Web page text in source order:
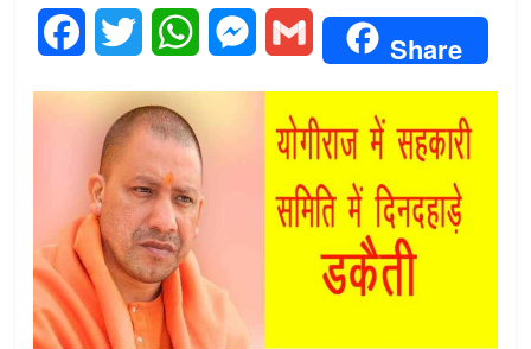
e
b
o
o
i
t
t
e
r
W
t
s
A
p
M
a
l
Share